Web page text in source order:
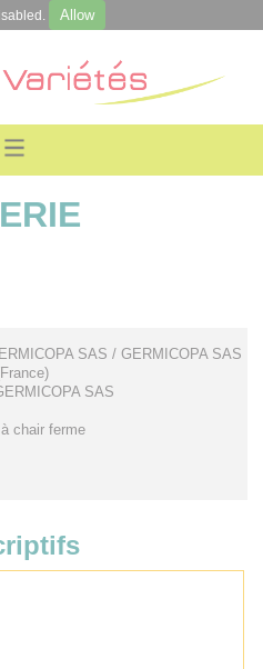
Allow
SAS / GERMICOPA SAS
SAS
chair ferme